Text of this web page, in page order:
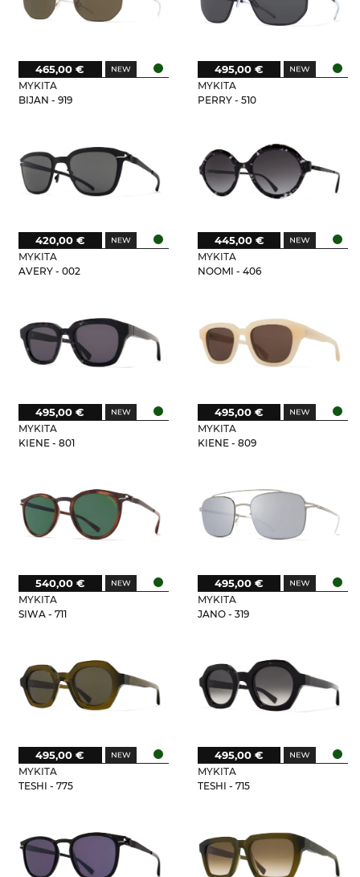
MYKITA
BIJAN - 919
465,00 €
MYKITA
PERRY - 510
495,00 €
MYKITA
AVERY - 002
420,00 €
MYKITA
NOOMI - 406
445,00 €
MYKITA
KIENE - 801
495,00 €
MYKITA
KIENE - 809
495,00 €
MYKITA
SIWA - 711
540,00 €
MYKITA
JANO - 319
495,00 €
MYKITA
TESHI - 775
495,00 €
MYKITA
TESHI - 715
495,00 €